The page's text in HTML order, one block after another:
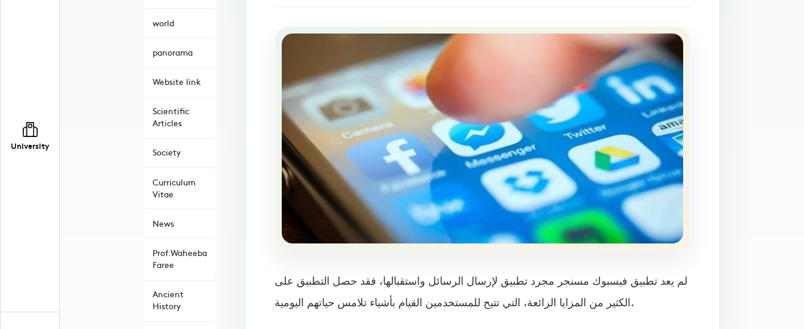
University
world
panorama
Website link
Scientific
Articles
Society
Curriculum
Vitae
News
Prof.Waheeba
Faree
Ancient
History
لم يعد تطبيق فيسبوك مسنجر مجرد تطبيق لإرسال الرسائل واستقبالها، فقد حصل التطبيق على
الكثير من المزايا الرائعة، التي تتيح للمستخدمين القيام بأشياء تلامس حياتهم اليومية.